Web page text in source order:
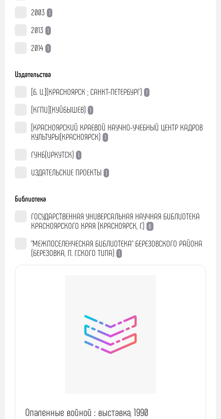
2003 1
2013 1
2014 1
Издательства
[Б. И.](КРАСНОЯРСК ; САНКТ-ПЕТЕРБУРГ) 1
[КГПИ](КУЙБЫШЕВ) 1
[КРАСНОЯРСКИЙ КРАЕВОЙ НАУЧНО-УЧЕБНЫЙ ЦЕНТР КАДРОВ
КУЛЬТУРЫ(КРАСНОЯРСК) 1
ГУНБ(ИРКУТСК) 1
ИЗДАТЕЛЬСКИЕ ПРОЕКТЫ 1
Библиотека
ГОСУДАРСТВЕННАЯ УНИВЕРСАЛЬНАЯ НАУЧНАЯ БИБЛИОТЕКА
КРАСНОЯРСКОГО КРАЯ (КРАСНОЯРСК, Г.) 6
"МЕЖПОСЕЛЕНЧЕСКАЯ БИБЛИОТЕКА" БЕРЕЗОВСКОГО РАЙОНА
(БЕРЕЗОВКА, П. Г.СКОГО ТИПА) 1
Опаленные войной : выставка, 1990